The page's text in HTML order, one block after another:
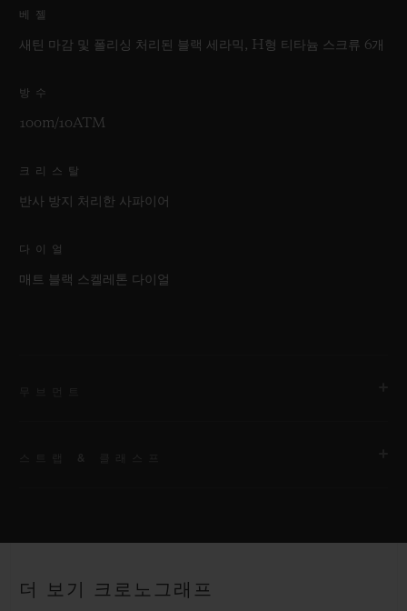
베젤
새틴 마감 및 폴리싱 처리된 블랙 세라믹, H형 티타늄 스크류 6개
방수
100m/10ATM
크리스탈
반사 방지 처리한 사파이어
다이얼
매트 블랙 스켈레톤 다이얼
스트랩
더 보기 크로노그래프